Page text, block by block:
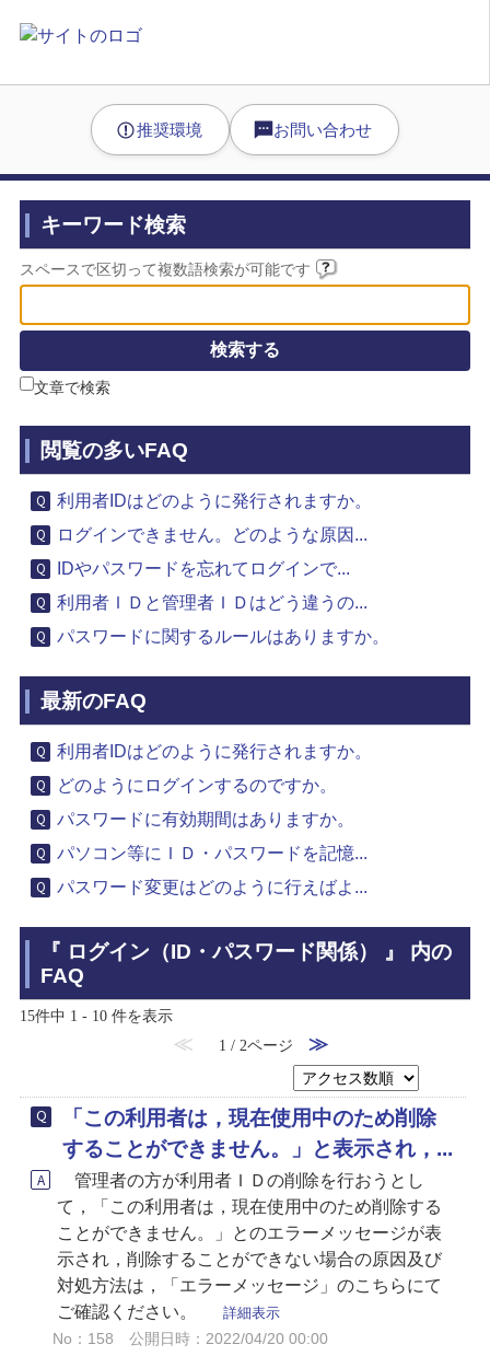
推奨環境 お問い合わせ
キーワード検索
スペースで区切って複数語検索が可能です
文章で検索
閲覧の多いFAQ
利用者IDはどのように発行されますか。
ログインできません。どのような原因...
IDやパスワードを忘れてログインで...
利用者ＩＤと管理者ＩＤはどう違うの...
パスワードに関するルールはありますか。
最新のFAQ
利用者IDはどのように発行されますか。
どのようにログインするのですか。
パスワードに有効期間はありますか。
パソコン等にＩＤ・パスワードを記憶...
パスワード変更はどのように行えばよ...
『 ログイン（ID・パスワード関係） 』 内の
FAQ
15件中 1 - 10 件を表示
≪ 1 / 2ページ ≫
「この利用者は，現在使用中のため削除
することができません。」と表示され，...
管理者の方が利用者ＩＤの削除を行おうとし
て，「この利用者は，現在使用中のため削除する
ことができません。」とのエラーメッセージが表
示され，削除することができない場合の原因及び
対処方法は，「エラーメッセージ」のこちらにて
ご確認ください。
詳細表示
No：158 公開日時：2022/04/20 00:00